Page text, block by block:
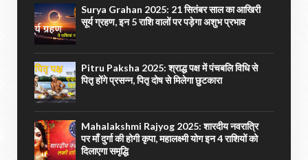
Surya Grahan 2025: 21 सितंबर साल का आखिरी
सूर्य ग्रहण, इन 5 राशि वालों पर पड़ेगा अशुभ प्रभाव
Pitru Paksha 2025: श्राद्ध पक्ष में पंचबलि विधि से
पितृ होंगे प्रसन्न, पितृ दोष से मिलेगा छुटकारा
Mahalakshmi Rajyog 2025: शारदीय नवरात्रि
पर माँ दुर्गा की होगी कृपा, महालक्ष्मी योग इन 4 राशियों को
दिलाएगा समृद्धि